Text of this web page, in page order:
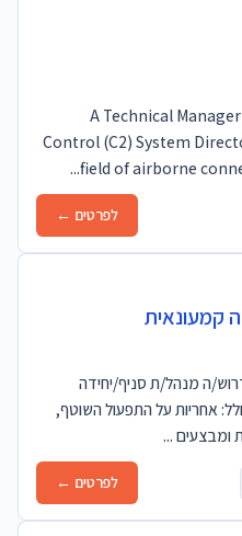
A Technical
Control (C2) System
field of airborne
לפרטים ←
קמעונאית
ה מנהל/ת סניף/יחידה
אחריות על התפעול השוטף,
ומבצעים ...
לפרטים ←